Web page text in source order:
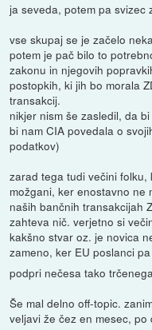
ja seveda, potem pa svizec
vse skupaj se je začelo
potem je pač bilo to
zakonu in njegovih
postopkih, ki jih bo morala
transakcij.
nikjer nism še zasledil, da
bi nam CIA povedala o
podatkov)
zarad tega tudi večini
možgani, ker enostavno ne
naših bančnih transakcijah
zahteva nič. verjetno si
kakšno stvar oz. je novica
zameno, ker EU poslanci
podpri nečesa tako
Še mal delno off-topic.
veljavi že čez en mesec,